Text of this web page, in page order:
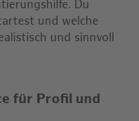
Du
und welche
und sinnvoll
für Profil und